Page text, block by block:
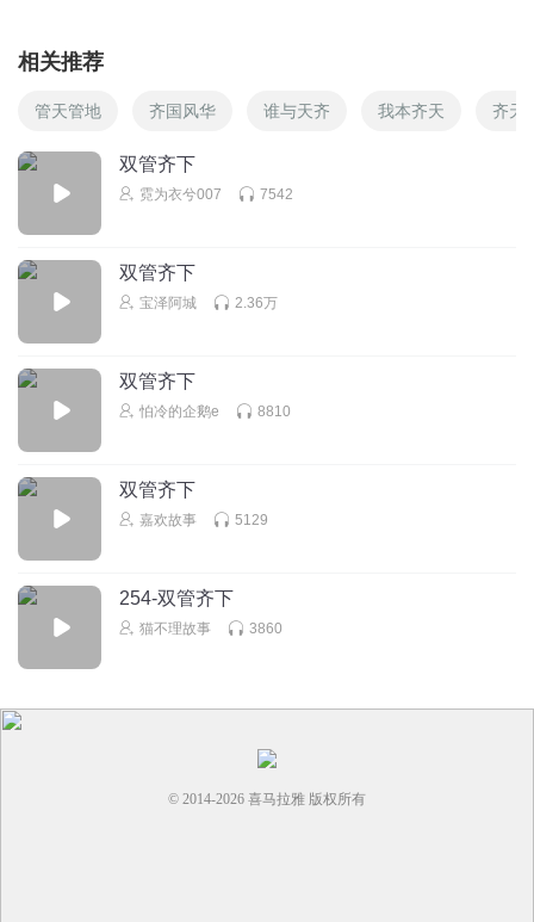
相关推荐
管天管地 齐国风华 谁与天齐 我本齐天 齐天
双管齐下
霓为衣兮007 7542
双管齐下
宝泽阿城 2.36万
双管齐下
怕冷的企鹅e 8810
双管齐下
嘉欢故事 5129
254-双管齐下
猫不理故事 3860
© 2014-2026 喜马拉雅 版权所有